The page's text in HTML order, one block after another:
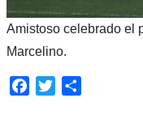
Amistoso celebrado el
Marcelino.
Facebook
Twitter